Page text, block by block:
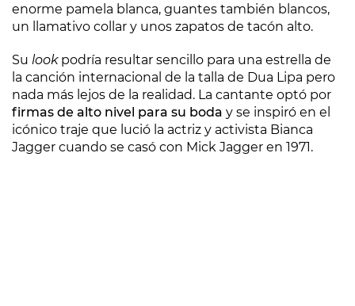
enorme pamela blanca, guantes también blancos,
un llamativo collar y unos zapatos de tacón alto.
Su look podría resultar sencillo para una estrella de
la canción internacional de la talla de Dua Lipa pero
nada más lejos de la realidad. La cantante optó por
firmas de alto nivel para su boda y se inspiró en el
icónico traje que lució la actriz y activista Bianca
Jagger cuando se casó con Mick Jagger en 1971.